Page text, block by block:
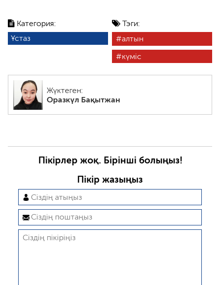
Категория:
Ұстаз
Тэги:
алтын
күміс
Жүктеген:
Оразкүл Бақытжан
Пікірлер жоқ. Бірінші болыңыз!
Пікір жазыңыз